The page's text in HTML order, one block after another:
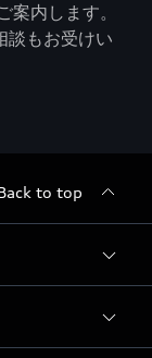
内します。
談もお受けい
to top